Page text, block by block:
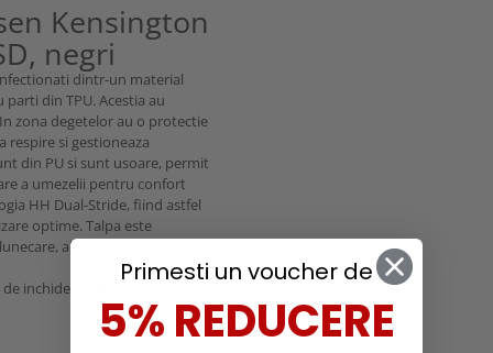
Kensington
negri
dintr-un material
din TPU. Acestia au
zona degetelor au o protectie
respire si gestioneaza
din PU si sunt usoare, permit
a umezelii pentru confort
HH Dual-Stride, fiind astfel
optime. Talpa este
abraziune, uleiuri si
inchidere BOA L6 pentru
Primesti un voucher de
5% REDUCERE